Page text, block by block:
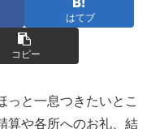
はてブ
コピー
っと一息つきたいとこ
算や各所へのお礼、結